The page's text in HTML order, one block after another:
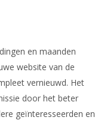
en maanden
website van de
vernieuwd. Het
door het beter
geïnteresseerden en